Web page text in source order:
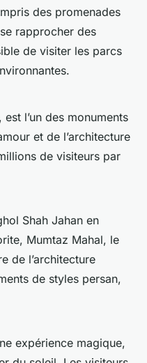
des promenades
rapprocher des
de visiter les parcs
l’un des monuments
et de l’architecture
de visiteurs par
Shah Jahan en
Mumtaz Mahal, le
de l’architecture
de styles persan,
expérience magique,